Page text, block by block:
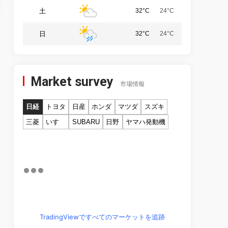
土 32°C 24°C
日 32°C 24°C
Market survey 市場情報
日経 トヨタ 日産 ホンダ マツダ
スズキ
三菱
いすゞ SUBARU 日野 ヤマハ発動機
TradingViewですべてのマーケットを追跡